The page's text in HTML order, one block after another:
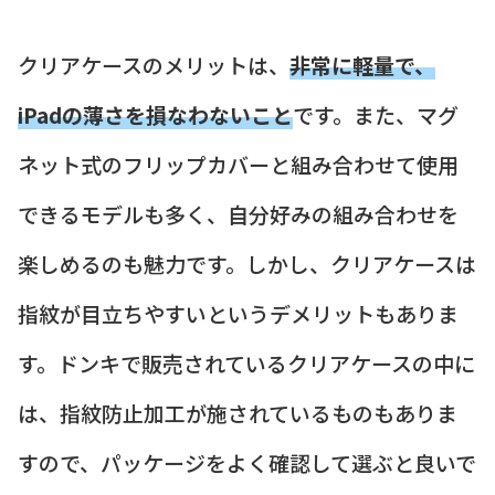
クリアケースのメリットは、 非常に軽量で、
iPadの薄さを損なわないことです。また、マグ
ネット式のフリップカバーと組み合わせて使用
できるモデルも多く、自分好みの組み合わせを
楽しめるのも魅力です。しかし、クリアケースは
指紋が目立ちやすいというデメリットもありま
す。ドンキで販売されているクリアケースの中に
は、指紋防止加工が施されているものもありま
すので、パッケージをよく確認して選ぶと良いで